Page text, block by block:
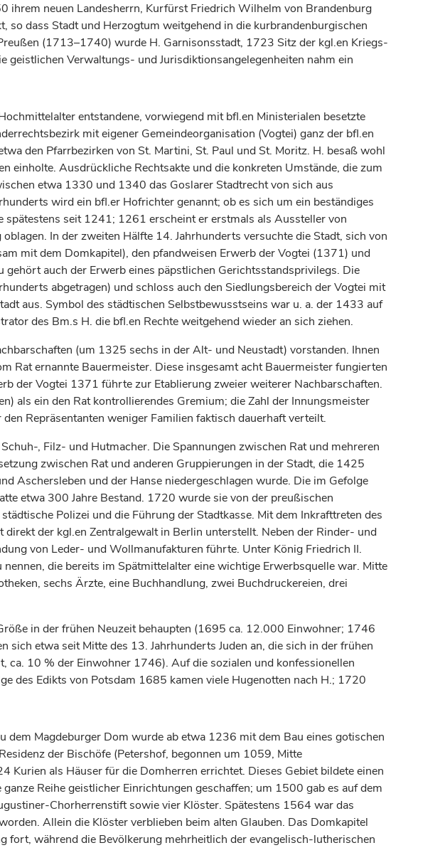
ihrem neuen Landesherrn, KurfürstFriedrich Wilhelm von Brandenburg
so dass Stadt und Herzogtum weitgehend in die kurbrandenburgischen
(1713–1740) wurde H. Garnisonsstadt, 1723 Sitz der kgl.en Kriegs-
Verwaltungs- und Jurisdiktionsangelegenheiten nahm ein
entstandene, vorwiegend mit bfl.en Ministerialen besetzte
mit eigener Gemeindeorganisation (Vogtei) ganz der bfl.en
den Pfarrbezirken von St. Martini, St. Paul und St. Moritz. H. besaß wohl
einholte. Ausdrückliche Rechtsakte und die konkreten Umstände, die zum
etwa 1330 und 1340 das Goslarer Stadtrecht von sich aus
wird ein bfl.er Hofrichter genannt; ob es sich um ein beständiges
seit 1241; 1261 erscheint er erstmals als Aussteller von
In der zweiten Hälfte 14. Jahrhunderts versuchte die Stadt, sich von
mit dem Domkapitel), den pfandweisen Erwerb der Vogtei (1371) und
auch der Erwerb eines päpstlichen Gerichtsstandsprivilegs. Die
abgetragen) und schloss auch den Siedlungsbereich der Vogtei mit
aus. Symbol des städtischen Selbstbewusstseins war u. a. der 1433 auf
des Bm.s H. die bfl.en Rechte weitgehend wieder an sich ziehen.
(um 1325 sechs in der Alt- und Neustadt) vorstanden. Ihnen
ernannte Bauermeister. Diese insgesamt acht Bauermeister fungierten
der Vogtei 1371 führte zur Etablierung zweier weiterer Nachbarschaften.
als ein den Rat kontrollierendes Gremium; die Zahl der Innungsmeister
Repräsentanten weniger Familien faktisch dauerhaft verteilt.
, Filz- und Hutmacher. Die Spannungen zwischen Rat und mehreren
zwischen Rat und anderen Gruppierungen in der Stadt, die 1425
Aschersleben und der Hanse niedergeschlagen wurde. Die im Gefolge
etwa 300 Jahre Bestand. 1720 wurde sie von der preußischen
Polizei und die Führung der Stadtkasse. Mit dem Inkrafttreten des
der kgl.en Zentralgewalt in Berlin unterstellt. Neben der Rinder- und
von Leder- und Wollmanufakturen führte. Unter König Friedrich II.
die bereits im Spätmittelalter eine wichtige Erwerbsquelle war. Mitte
sechs Ärzte, eine Buchhandlung, zwei Buchdruckereien, drei
in der frühen Neuzeit behaupten (1695 ca. 12.000 Einwohner; 1746
sich etwa seit Mitte des 13. Jahrhunderts Juden an, die sich in der frühen
, ca. 10 % der Einwohner 1746). Auf die sozialen und konfessionellen
des Edikts von Potsdam 1685 kamen viele Hugenotten nach H.; 1720
dem Magdeburger Dom wurde ab etwa 1236 mit dem Bau eines gotischen
der Bischöfe (Petershof, begonnen um 1059, Mitte
Kurien als Häuser für die Domherren errichtet. Dieses Gebiet bildete einen
Reihe geistlicher Einrichtungen geschaffen; um 1500 gab es auf dem
Chorherrenstift sowie vier Klöster. Spätestens 1564 war das
Allein die Klöster verblieben beim alten Glauben. Das Domkapitel
während die Bevölkerung mehrheitlich der evangelisch-lutherischen